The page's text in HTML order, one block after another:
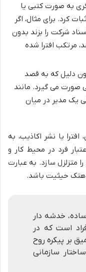
به صورت کتبی یا
کرد. برای مثال، اگر
شرکت را بزند بدون
مرتکب افترا شده
دلیل که به قصد
صورت می گیرد. مانند
یک مدیر در میان
یا نشر اکاذیب، به
فرد در محیط کار و
متزلزل سازد. به عبارت
هتک حیثیت باشد.
خدشه دار
است که در
بر پیکره روح
سازمانی